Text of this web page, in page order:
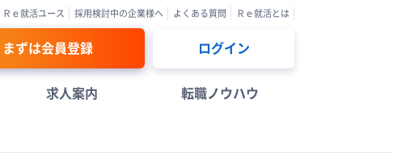
Ｒｅ就活ユース 採用検討中の企業様へ よくある質問 Ｒｅ就活とは
まずは会員登録 ログイン
求人案内 転職ノウハウ